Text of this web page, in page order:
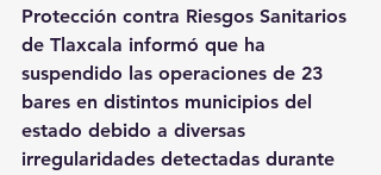
Protección contra Riesgos Sanitarios
de Tlaxcala informó que ha
suspendido las operaciones de 23
bares en distintos municipios del
estado debido a diversas
irregularidades detectadas durante